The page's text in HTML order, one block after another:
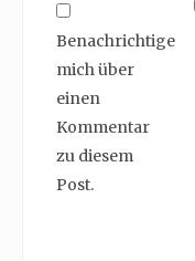
Benachrichtige
mich über
einen
Kommentar
zu diesem
Post.